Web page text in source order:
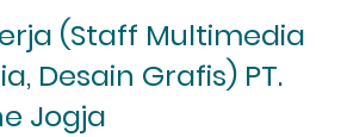
(Staff Multimedia
Desain Grafis) PT.
Jogja